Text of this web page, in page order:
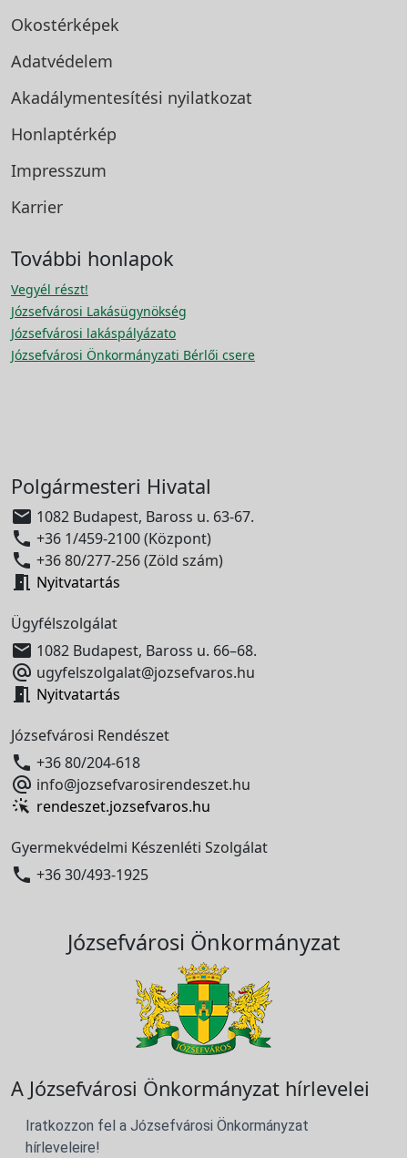
Okostérképek
Adatvédelem
Akadálymentesítési nyilatkozat
Honlaptérkép
Impresszum
Karrier
További honlapok
Vegyél részt!
Józsefvárosi Lakásügynökség
Józsefvárosi lakáspályázato
Józsefvárosi Önkormányzati Bérlői csere
Polgármesteri Hivatal
 1082 Budapest, Baross u. 63-67.
 +36 1/459-2100 (Központ)
 +36 80/277-256 (Zöld szám)
 Nyitvatartás
Ügyfélszolgálat
 1082 Budapest, Baross u. 66–68.
 ugyfelszolgalat@jozsefvaros.hu
 Nyitvatartás
Józsefvárosi Rendészet
 +36 80/204-618
 info@jozsefvarosirendeszet.hu
rendeszet.jozsefvaros.hu
Gyermekvédelmi Készenléti Szolgálat
 +36 30/493-1925
Józsefvárosi Önkormányzat
A Józsefvárosi Önkormányzat hírlevelei
Iratkozzon fel a Józsefvárosi Önkormányzat
hírleveleire!